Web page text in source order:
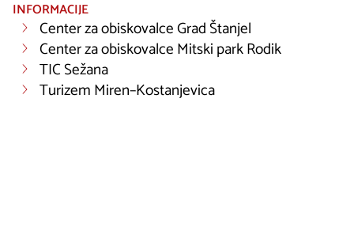
INFORMACIJE
Center za obiskovalce Grad Štanjel
Center za obiskovalce Mitski park Rodik
TIC Sežana
Turizem Miren–Kostanjevica